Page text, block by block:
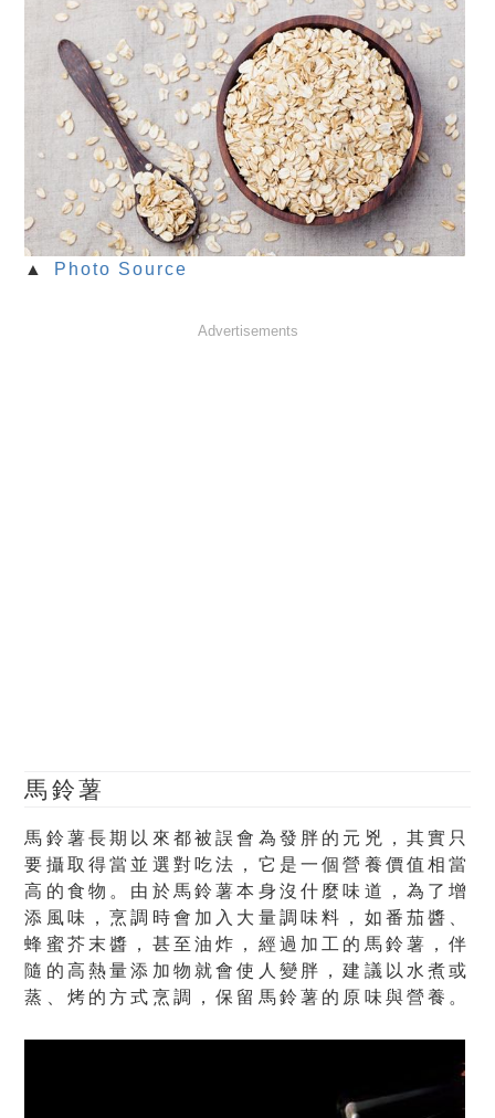
▲ Photo Source
Advertisements
馬鈴薯
馬鈴薯長期以來都被誤會為發胖的元兇，其實只
要攝取得當並選對吃法，它是一個營養價值相當
高的食物。由於馬鈴薯本身沒什麼味道，為了增
添風味，烹調時會加入大量調味料，如番茄醬、
蜂蜜芥末醬，甚至油炸，經過加工的馬鈴薯，伴
隨的高熱量添加物就會使人變胖，建議以水煮或
蒸、烤的方式烹調，保留馬鈴薯的原味與營養。